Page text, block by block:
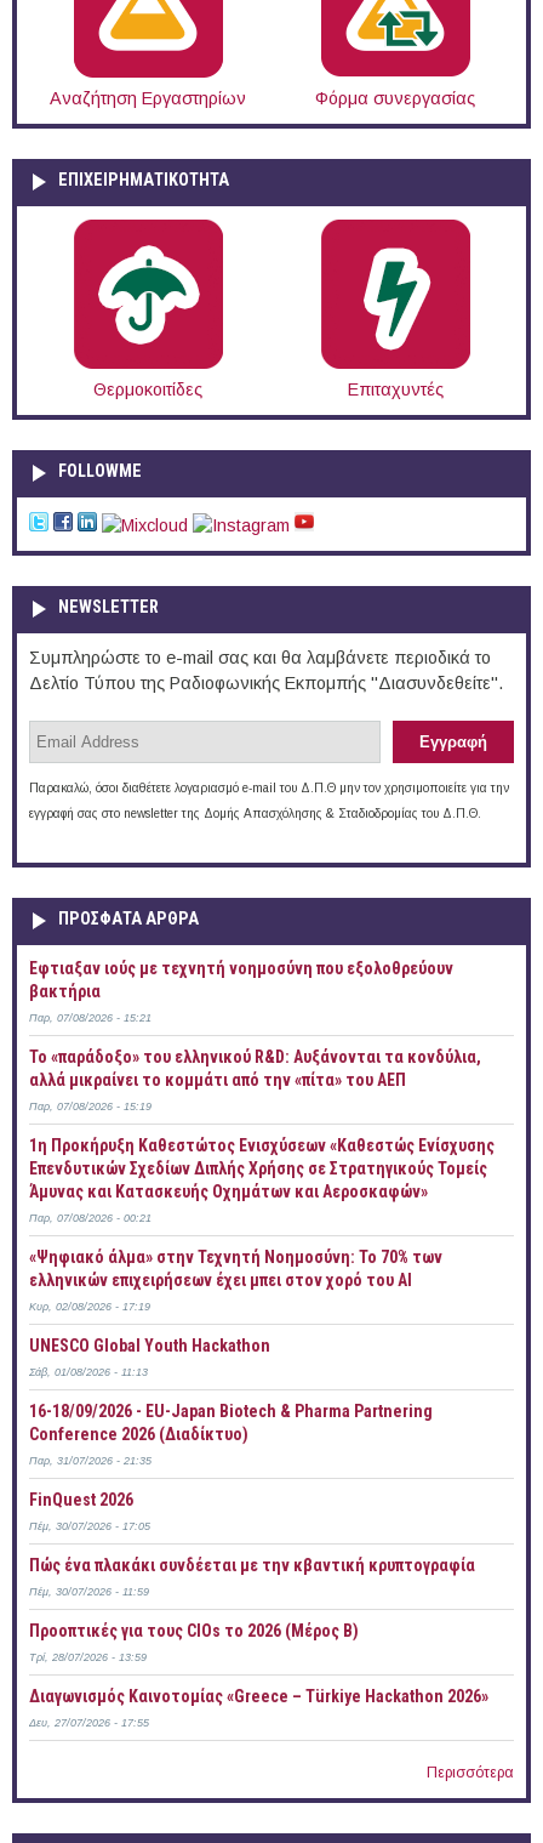
Αναζήτηση Εργαστηρίων Φόρμα συνεργασίας
ΕΠΙΧΕΙΡΗΜΑΤΙΚΟΤΗΤΑ
Θερμοκοιτίδες Επιταχυντές
FOLLOWME
NEWSLETTER
Συμπληρώστε το e-mail σας και θα λαμβάνετε περιοδικά το
Δελτίο Τύπου της Ραδιοφωνικής Εκπομπής "Διασυνδεθείτε".
Παρακαλώ, όσοι διαθέτετε λογαριασμό e-mail του Δ.Π.Θ μην τον χρησιμοποιείτε για την
εγγραφή σας στο newsletter της Δομής Απασχόλησης & Σταδιοδρομίας του Δ.Π.Θ.
ΠΡOΣΦΑΤΑ AΡΘΡΑ
Έφτιαξαν ιούς με τεχνητή νοημοσύνη που εξολοθρεύουν
βακτήρια
Παρ, 07/08/2026 - 15:21
Το «παράδοξο» του ελληνικού R&D: Αυξάνονται τα κονδύλια,
αλλά μικραίνει το κομμάτι από την «πίτα» του ΑΕΠ
Παρ, 07/08/2026 - 15:19
1η Προκήρυξη Καθεστώτος Ενισχύσεων «Καθεστώς Ενίσχυσης
Επενδυτικών Σχεδίων Διπλής Χρήσης σε Στρατηγικούς Τομείς
Άμυνας και Κατασκευής Οχημάτων και Αεροσκαφών»
Παρ, 07/08/2026 - 00:21
«Ψηφιακό άλμα» στην Τεχνητή Νοημοσύνη: Το 70% των
ελληνικών επιχειρήσεων έχει μπει στον χορό του AI
Κυρ, 02/08/2026 - 17:19
UNESCO Global Youth Hackathon
Σάβ, 01/08/2026 - 11:13
16-18/09/2026 - EU-Japan Biotech & Pharma Partnering
Conference 2026 (Διαδίκτυο)
Παρ, 31/07/2026 - 21:35
FinQuest 2026
Πέμ, 30/07/2026 - 17:05
Πώς ένα πλακάκι συνδέεται με την κβαντική κρυπτογραφία
Πέμ, 30/07/2026 - 11:59
Προοπτικές για τους CIOs το 2026 (Μέρος Β)
Τρί, 28/07/2026 - 13:59
Διαγωνισμός Καινοτομίας «Greece – Türkiye Hackathon 2026»
Δευ, 27/07/2026 - 17:55
Περισσότερα